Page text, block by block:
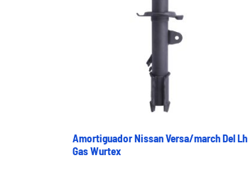
Amortiguador Nissan Versa/march Del Lh
Gas Wurtex